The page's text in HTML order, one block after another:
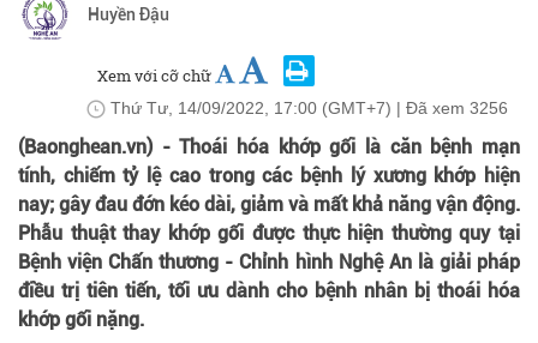
Huyền Đậu
Xem với cỡ chữ
Thứ Tư, 14/09/2022, 17:00 (GMT+7) | Đã xem 3256
(Baonghean.vn) - Thoái hóa khớp gối là căn bệnh mạn
tính, chiếm tỷ lệ cao trong các bệnh lý xương khớp hiện
nay; gây đau đớn kéo dài, giảm và mất khả năng vận động.
Phẫu thuật thay khớp gối được thực hiện thường quy tại
Bệnh viện Chấn thương - Chỉnh hình Nghệ An là giải pháp
điều trị tiên tiến, tối ưu dành cho bệnh nhân bị thoái hóa
khớp gối nặng.